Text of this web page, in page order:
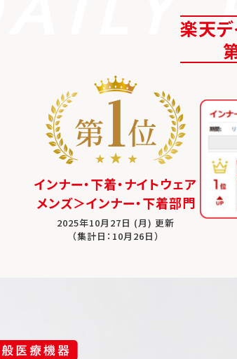
楽天デ
インナー・下着・ナイトウェア
メンズ＞インナー・下着部門
2025年10月27日 (月) 更新
（集計日：10月26日）